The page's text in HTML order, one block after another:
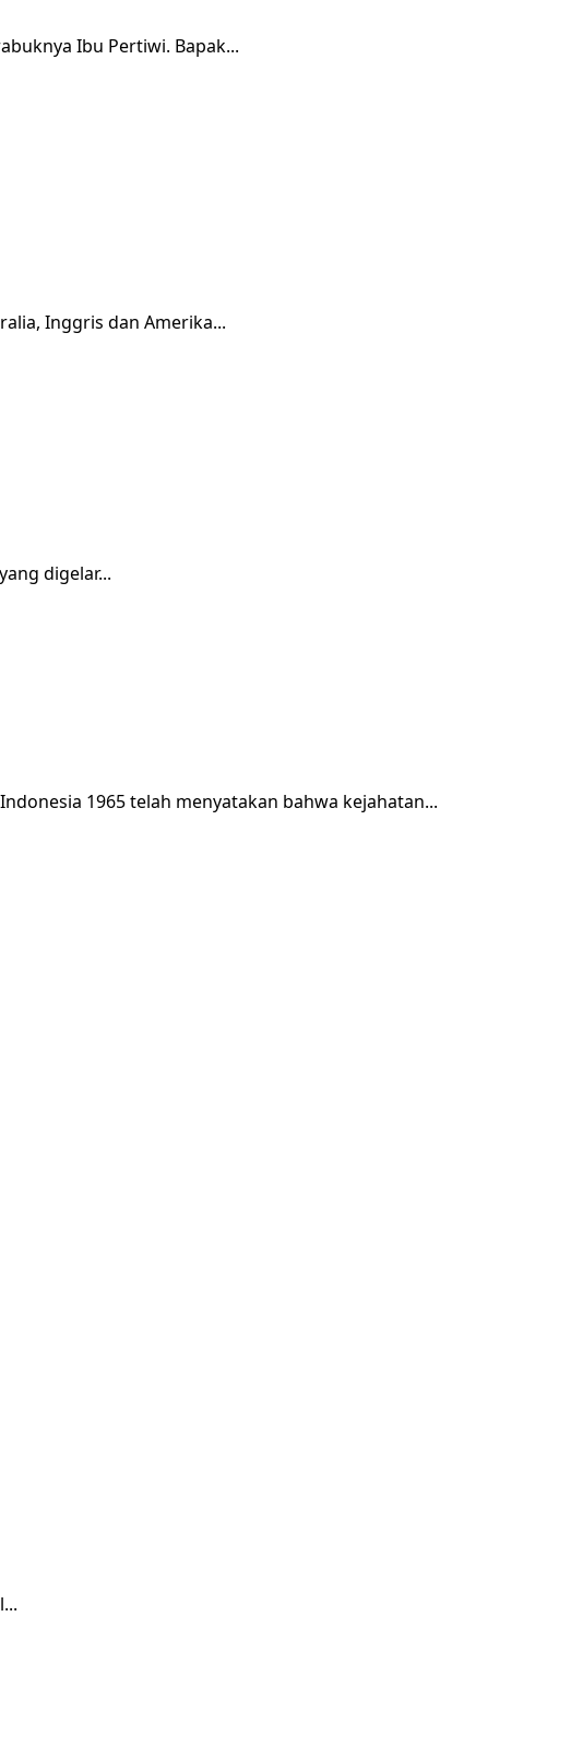
Ibu Pertiwi. Bapak...
Inggris dan Amerika...
digelar...
1965 telah menyatakan bahwa kejahatan...